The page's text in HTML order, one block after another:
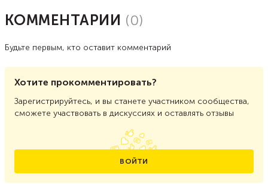
КОММЕНТАРИИ (0)
Будьте первым, кто оставит комментарий
Хотите прокомментировать?
Зарегистрируйтесь, и вы станете участником сообщества,
сможете участвовать в дискуссиях и оставлять отзывы
ВОЙТИ